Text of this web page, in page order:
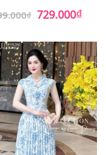
₫ Giá
gốc
729.000₫Giá
hiện